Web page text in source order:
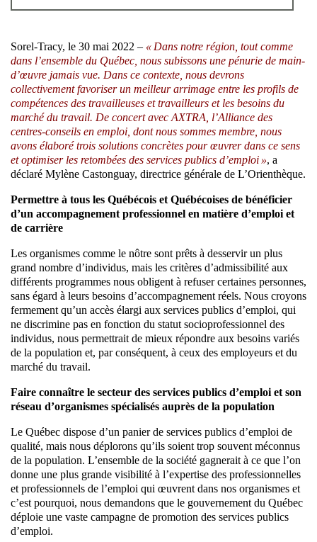
Sorel-Tracy, le 30 mai 2022 – « Dans notre région, tout comme
dans l’ensemble du Québec, nous subissons une pénurie de main-
d’œuvre jamais vue. Dans ce contexte, nous devrons
collectivement favoriser un meilleur arrimage entre les profils de
compétences des travailleuses et travailleurs et les besoins du
marché du travail. De concert avec AXTRA, l’Alliance des
centres-conseils en emploi, dont nous sommes membre, nous
avons élaboré trois solutions concrètes pour œuvrer dans ce sens
et optimiser les retombées des services publics d’emploi », a
déclaré Mylène Castonguay, directrice générale de L’Orienthèque.
Permettre à tous les Québécois et Québécoises de bénéficier
d’un accompagnement professionnel en matière d’emploi et
de carrière
Les organismes comme le nôtre sont prêts à desservir un plus
grand nombre d’individus, mais les critères d’admissibilité aux
différents programmes nous obligent à refuser certaines personnes,
sans égard à leurs besoins d’accompagnement réels. Nous croyons
fermement qu’un accès élargi aux services publics d’emploi, qui
ne discrimine pas en fonction du statut socioprofessionnel des
individus, nous permettrait de mieux répondre aux besoins variés
de la population et, par conséquent, à ceux des employeurs et du
marché du travail.
Faire connaître le secteur des services publics d’emploi et son
réseau d’organismes spécialisés auprès de la population
Le Québec dispose d’un panier de services publics d’emploi de
qualité, mais nous déplorons qu’ils soient trop souvent méconnus
de la population. L’ensemble de la société gagnerait à ce que l’on
donne une plus grande visibilité à l’expertise des professionnelles
et professionnels de l’emploi qui œuvrent dans nos organismes et
c’est pourquoi, nous demandons que le gouvernement du Québec
déploie une vaste campagne de promotion des services publics
d’emploi.